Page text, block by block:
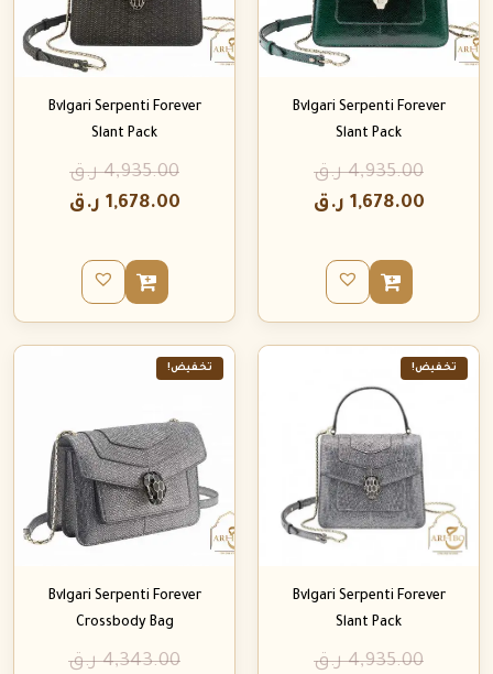
Bvlgari Serpenti Forever
Slant Pack
4,935.00 ر.ق
1,678.00 ر.ق
Bvlgari Serpenti Forever
Slant Pack
4,935.00 ر.ق
1,678.00 ر.ق
تخفيض!
Bvlgari Serpenti Forever
Slant Pack
4,935.00 ر.ق
تخفيض!
Bvlgari Serpenti Forever
Crossbody Bag
4,343.00 ر.ق